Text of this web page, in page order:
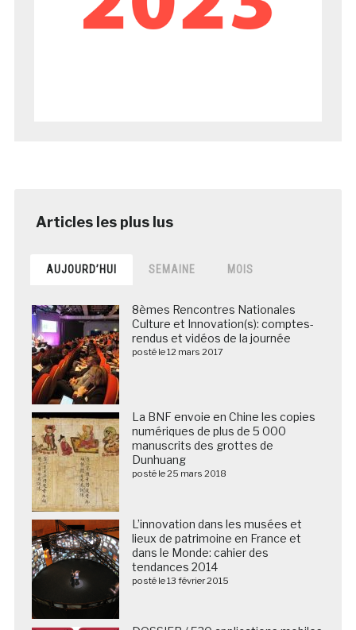
AUJOURD’HUI SEMAINE MOIS
8èmes Rencontres Nationales
Culture et Innovation(s): comptes-
rendus et vidéos de la journée
posté le 12 mars 2017
La BNF envoie en Chine les copies
numériques de plus de 5 000
manuscrits des grottes de
Dunhuang
posté le 25 mars 2018
L’innovation dans les musées et
lieux de patrimoine en France et
dans le Monde: cahier des
tendances 2014
posté le 13 février 2015